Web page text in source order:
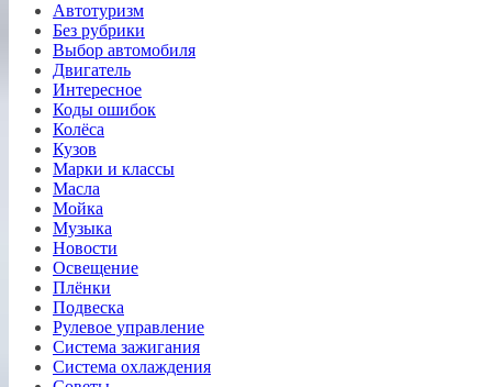
Автотуризм
Без рубрики
Выбор автомобиля
Двигатель
Интересное
Коды ошибок
Колёса
Кузов
Марки и классы
Масла
Мойка
Музыка
Новости
Освещение
Плёнки
Подвеска
Рулевое управление
Система зажигания
Система охлаждения